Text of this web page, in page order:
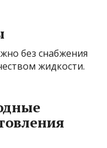
без снабжения
жидкости.